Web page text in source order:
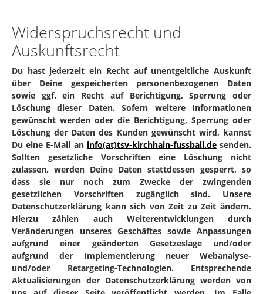
Widerspruchsrecht und
Auskunftsrecht
Du hast jederzeit ein Recht auf unentgeltliche Auskunft
über Deine gespeicherten personenbezogenen Daten
sowie ggf. ein Recht auf Berichtigung, Sperrung oder
Löschung dieser Daten. Sofern weitere Informationen
gewünscht werden oder die Berichtigung, Sperrung oder
Löschung der Daten des Kunden gewünscht wird, kannst
Du eine E-Mail an info(at)tsv-kirchhain-fussball.desenden.
Sollten gesetzliche Vorschriften eine Löschung nicht
zulassen, werden Deine Daten stattdessen gesperrt, so
dass sie nur noch zum Zwecke der zwingenden
gesetzlichen Vorschriften zugänglich sind. Unsere
Datenschutzerklärung kann sich von Zeit zu Zeit ändern.
Hierzu zählen auch Weiterentwicklungen durch
Veränderungen unseres Geschäftes sowie Anpassungen
aufgrund einer geänderten Gesetzeslage und/oder
aufgrund der Implementierung neuer Webanalyse-
und/oder Retargeting-Technologien. Entsprechende
Aktualisierungen der Datenschutzerklärung werden von